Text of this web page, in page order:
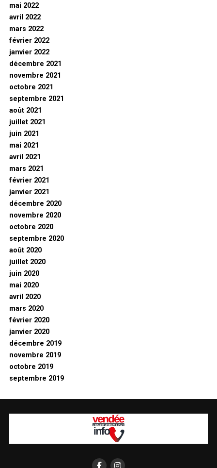
mai 2022
avril 2022
mars 2022
février 2022
janvier 2022
décembre 2021
novembre 2021
octobre 2021
septembre 2021
août 2021
juillet 2021
juin 2021
mai 2021
avril 2021
mars 2021
février 2021
janvier 2021
décembre 2020
novembre 2020
octobre 2020
septembre 2020
août 2020
juillet 2020
juin 2020
mai 2020
avril 2020
mars 2020
février 2020
janvier 2020
décembre 2019
novembre 2019
octobre 2019
septembre 2019